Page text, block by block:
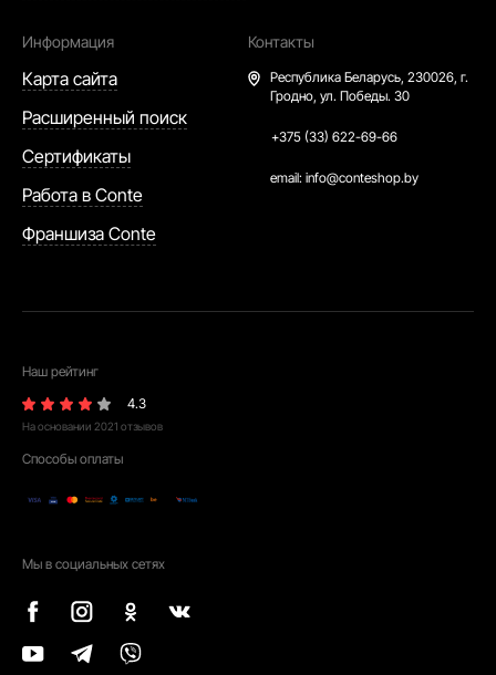
Информация
Карта сайта
Расширенный поиск
Сертификаты
Работа в Conte
Франшиза Conte
Контакты
Республика Беларусь, 230026, г.
Гродно, ул. Победы. 30
+375 (33) 622-69-66
email: info@conteshop.by
Наш рейтинг
4.3
На основании 2021 отзывов
Способы оплаты
Мы в социальных сетях